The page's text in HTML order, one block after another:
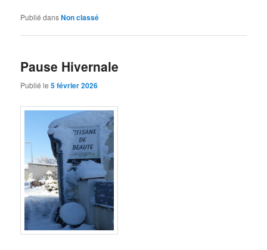
Publié dansNon classé
Pause Hivernale
Publié le5 février 2026